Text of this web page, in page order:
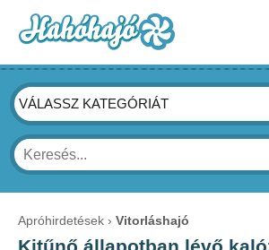
VÁLASSZ KATEGÓRIÁT
Apróhirdetések Vitorláshajó
Kitűnő állapotban lévő